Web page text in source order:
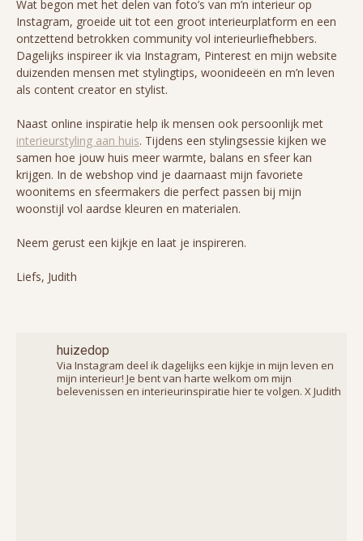
Wat begon met het delen van foto’s van m’n interieur op
Instagram, groeide uit tot een groot interieurplatform en een
ontzettend betrokken community vol interieurliefhebbers.
Dagelijks inspireer ik via Instagram, Pinterest en mijn website
duizenden mensen met stylingtips, woonideeën en m’n leven
als content creator en stylist.
Naast online inspiratie help ik mensen ook persoonlijk met
interieurstyling aan huis. Tijdens een stylingsessie kijken we
samen hoe jouw huis meer warmte, balans en sfeer kan
krijgen. In de webshop vind je daarnaast mijn favoriete
woonitems en sfeermakers die perfect passen bij mijn
woonstijl vol aardse kleuren en materialen.
Neem gerust een kijkje en laat je inspireren.
Liefs, Judith
huizedop
Via Instagram deel ik dagelijks een kijkje in mijn leven en
mijn interieur! Je bent van harte welkom om mijn
belevenissen en interieurinspiratie hier te volgen. X Judith